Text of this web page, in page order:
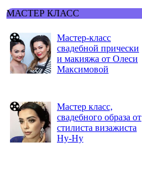
МАСТЕР КЛАСС
Мастер-класс
свадебной прически
и макияжа от Олеси
Максимовой
Мастер класс,
свадебного образа от
стилиста визажиста
Ну-Ну